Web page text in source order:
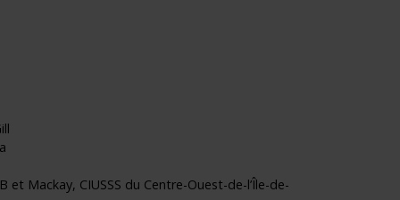
Mackay, CIUSSS du Centre-Ouest-de-l’Île-de-